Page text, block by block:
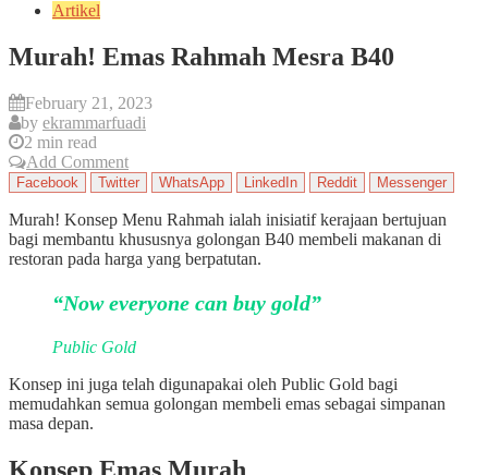
Artikel
Murah! Emas Rahmah Mesra B40
February 21, 2023
by ekrammarfuadi
2 min read
Add Comment
Facebook Twitter WhatsApp LinkedIn Reddit Messenger
Murah! Konsep Menu Rahmah ialah inisiatif kerajaan bertujuan
bagi membantu khususnya golongan B40 membeli makanan di
restoran pada harga yang berpatutan.
“Now everyone can buy gold”
Public Gold
Konsep ini juga telah digunapakai oleh Public Gold bagi
memudahkan semua golongan membeli emas sebagai simpanan
masa depan.
Konsep Emas Murah